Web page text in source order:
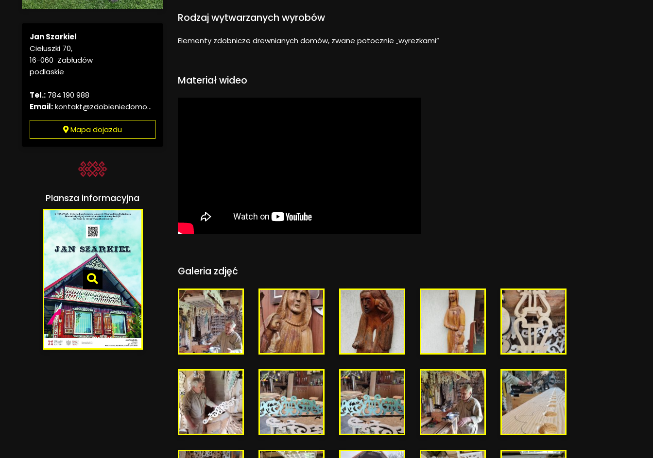
Jan Szarkiel
Ciełuszki 70,
16-060 Zabłudów
podlaskie
Tel.: 784 190 988
Email:kontakt@zdobieniedomo...
Mapa dojazdu
Plansza informacyjna
Rodzaj wytwarzanych wyrobów
Elementy zdobnicze drewnianych domów, zwane potocznie „wyrezkami”
Materiał wideo
Galeria zdjęć